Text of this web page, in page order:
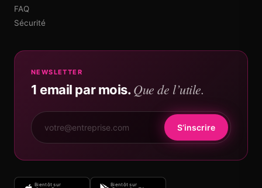
FAQ
Sécurité
NEWSLETTER
1 email par mois. Que de l’utile.
S’inscrire
Bientôt sur Bientôt sur